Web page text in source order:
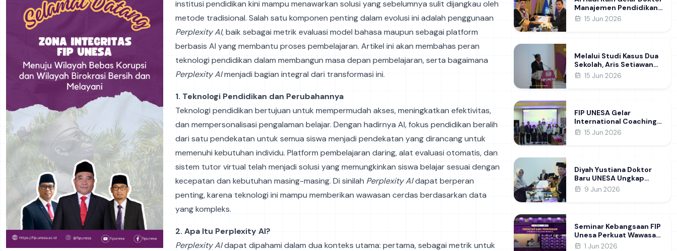
institusi pendidikan kini mampu menawarkan solusi yang sebelumnya sulit dijangkau oleh
metode tradisional. Salah satu komponen penting dalam evolusi ini adalah penggunaan
Perplexity AI, baik sebagai metrik evaluasi model bahasa maupun sebagai platform
berbasis AI yang membantu proses pembelajaran. Artikel ini akan membahas peran
teknologi pendidikan dalam membangun masa depan pembelajaran, serta bagaimana
Perplexity AImenjadi bagian integral dari transformasi ini.
1. Teknologi Pendidikan dan Perubahannya
Teknologi pendidikan bertujuan untuk mempermudah akses, meningkatkan efektivitas,
dan mempersonalisasi pengalaman belajar. Dengan hadirnya AI, fokus pendidikan beralih
dari satu pendekatan untuk semua siswa menjadi pendekatan yang dirancang untuk
memenuhi kebutuhan individu. Platform pembelajaran daring, alat evaluasi otomatis, dan
sistem tutor virtual telah menjadi solusi yang memungkinkan siswa belajar sesuai dengan
kecepatan dan kebutuhan masing-masing. Di sinilah Perplexity AIdapat berperan
penting, karena teknologi ini mampu memberikan wawasan cerdas berdasarkan data
yang kompleks.
2. Apa Itu Perplexity AI?
Perplexity AIdapat dipahami dalam dua konteks utama: pertama, sebagai metrik untuk
Manajemen Pendidikan
FIP UNESA melalui Riset
Guru
15 Jun 2026
Melalui Studi Kasus Dua
Sekolah, Aris Setiawan
Raih Gelar Doktor di FIP
Manajemen
15 Jun 2026
FIP UNESA Gelar
International Coaching
Clinic Bersama Pakar
Thailand, Kupas Strategi
SDG 4
15 Jun 2026
Diyah Yustiana Doktor
Baru UNESA Ungkap
Strategi Mencetak
Hadapi Dunia Kerja
9 Jun 2026
Seminar Kebangsaan FIP
Unesa Perkuat Wawasan
Mahasiswa di Era
1 Jun 2026